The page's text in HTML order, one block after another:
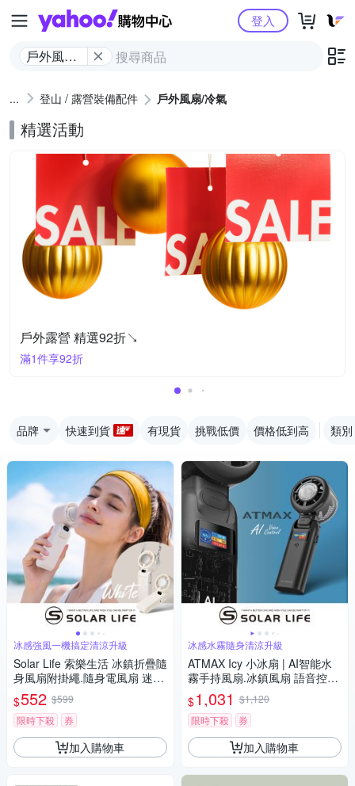
Yahoo購物中心
戶外風扇/
登入
登山 / 露營裝備配件 戶外風扇/冷氣
精選活動
戶外露營 精選92折↘
滿1件享92折
品牌 快速到貨 有現貨 挑戰低價 價格低到高 類別
冰感強風一機搞定清涼升級
Solar Life 索樂生活 冰鎮折疊隨
身風扇附掛繩.隨身電風扇 迷你
桌面風扇 冰敷製冷手持扇 頸掛
脖掛電扇 USB充電小風扇
$552 $599
限時下殺
券
加入購物車
冰感水霧隨身清涼升級
ATMAX Icy 小冰扇 | AI智能水
霧手持風扇.冰鎮風扇 語音控制
折疊隨身風扇 USB小風扇 頸掛
脖掛電扇
$1,031 $1,120
限時下殺
券
加入購物車